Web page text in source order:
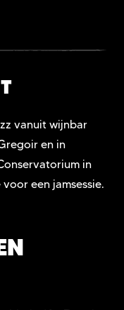
vanuit wijnbar
en in
in
een jamsessie.